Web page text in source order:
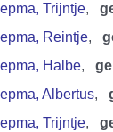
Trijntje,
Reintje,
Halbe,
Albertus,
Trijntje,